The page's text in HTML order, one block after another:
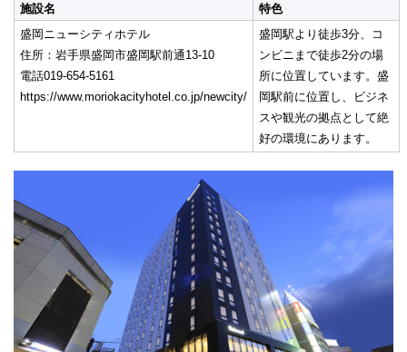
施設名
特色
盛岡ニューシティホテル
住所：岩手県盛岡市盛岡駅前通13-10
電話019-654-5161
https://www.moriokacityhotel.co.jp/newcity/
盛岡駅より徒歩3分、コ
ンビニまで徒歩2分の場
所に位置しています。盛
岡駅前に位置し、ビジネ
スや観光の拠点として絶
好の環境にあります。